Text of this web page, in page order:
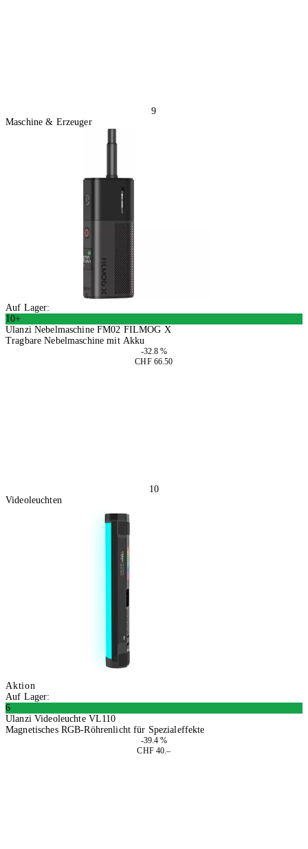
9
Maschine & Erzeuger
Auf Lager:
10+
Ulanzi Nebelmaschine FM02 FILMOG X
Tragbare Nebelmaschine mit Akku
-32.8 %
CHF 66.50
10
Videoleuchten
Aktion
Auf Lager:
6
Ulanzi Videoleuchte VL110
Magnetisches RGB-Röhrenlicht für Spezialeffekte
-39.4 %
CHF 40.–